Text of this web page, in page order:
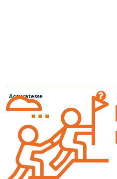
Accuratesse